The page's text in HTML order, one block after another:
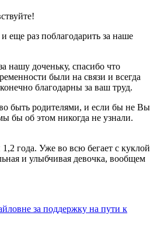
еще раз поблагодарить за наше
нашу доченьку, спасибо что
были на связи и всегда
благодарны за ваш труд.
быть родителями, и если бы не Вы
об этом никогда не узнали.
года. Уже во всю бегает с куклой
и улыбчивая девочка, вообщем